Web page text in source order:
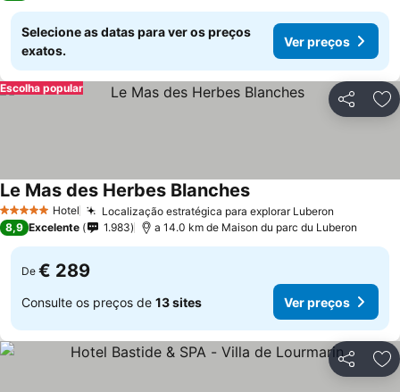
Selecione as datas para ver os preços
exatos.
Ver preços
Partilhar
Escolha popular
5 Estrelas Hotel Localização estratégica para explorar Luberon
Le Mas des Herbes Blanches
8,9 Excelente 1.983 a 14.0 km de Maison du parc du Luberon
De € 289
Consulte os preços de 13 sites Ver preços
Partilhar